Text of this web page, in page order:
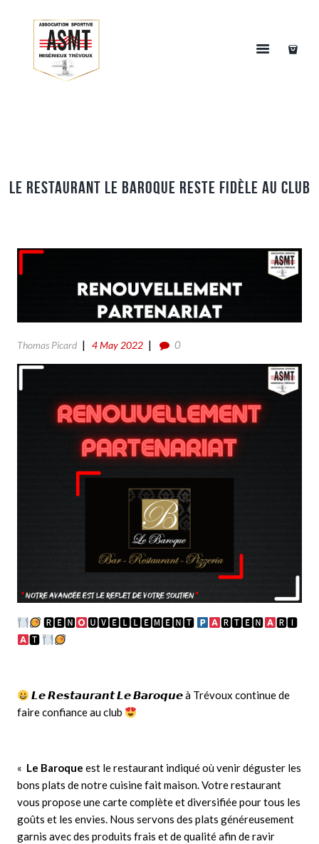
Le Restaurant Le Baroque reste fidèle au club
Thomas Picard 4 May 2022 0
🆁🅴🅽 🆄🆅🅴🅻🅻🅴🅼🅴🅽🆃 🆁🆃🅴🅽
🆁🅸
🆃
𝙇𝙚 𝙍𝙚𝙨𝙩𝙖𝙪𝙧𝙖𝙣𝙩 𝙇𝙚 𝘽𝙖𝙧𝙤𝙦𝙪𝙚 à Trévoux continue de
faire confiance au club
« Le Baroque est le restaurant indiqué où venir déguster les
bons plats de notre cuisine fait maison. Votre restaurant
vous propose une carte complète et diversifiée pour tous les
goûts et les envies. Nous servons des plats généreusement
garnis avec des produits frais et de qualité afin de ravir